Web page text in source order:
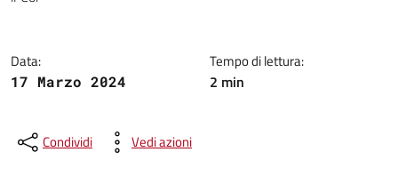
Data:
17 Marzo 2024
Tempo di lettura:
2 min
Condividi Vedi azioni